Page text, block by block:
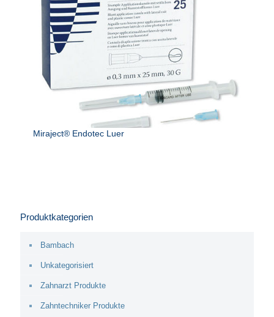
Miraject® Endotec Luer
Produktkategorien
Bambach
Unkategorisiert
Zahnarzt Produkte
Zahntechniker Produkte